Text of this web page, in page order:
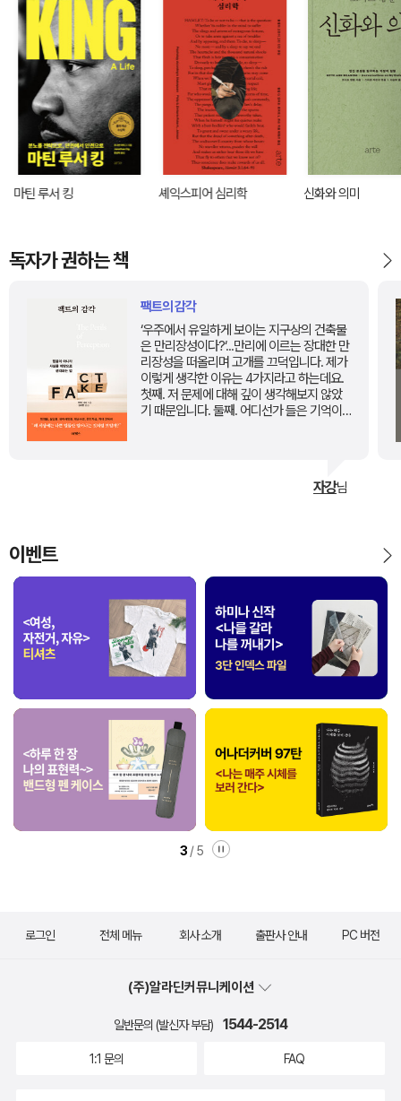
마틴 루서 킹 셰익스피어 심리학 신화와 의미
독자가 권하는 책
팩트의 감각
‘우주에서 유일하게 보이는 지구상의 건축물
은 만리장성이다?‘...만리에 이르는 장대한 만
리장성을 떠올리며 고개를 끄덕입니다. 제가
이렇게 생각한 이유는 4가지라고 하는데요.
첫째. 저 문제에 대해 깊이 생각해보지 않았
기 때문입니다. 둘째. 어디선가 들은 기억이
4가지는 우리가 매일 마주하는 ‘인식의 위
자강님
이벤트
3 /5
로그인 전체 메뉴 회사 소개 출판사 안내 PC 버전
(주)알라딘커뮤니케이션
일반문의 (발신자 부담) 1544-2514
1:1 문의 FAQ